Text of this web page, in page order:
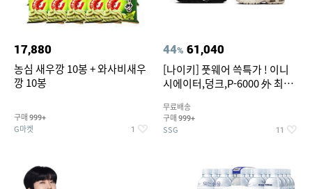
17,880
농심 새우깡 10봉 + 와사비새우
깡 10봉
구매 999+
G마켓 1
44% 61,040
[나이키] 풋웨어 쓱특가 ! 이니
시에이터,덩크,P-6000 外 최대
무료배송
구매 999+
SSG 11